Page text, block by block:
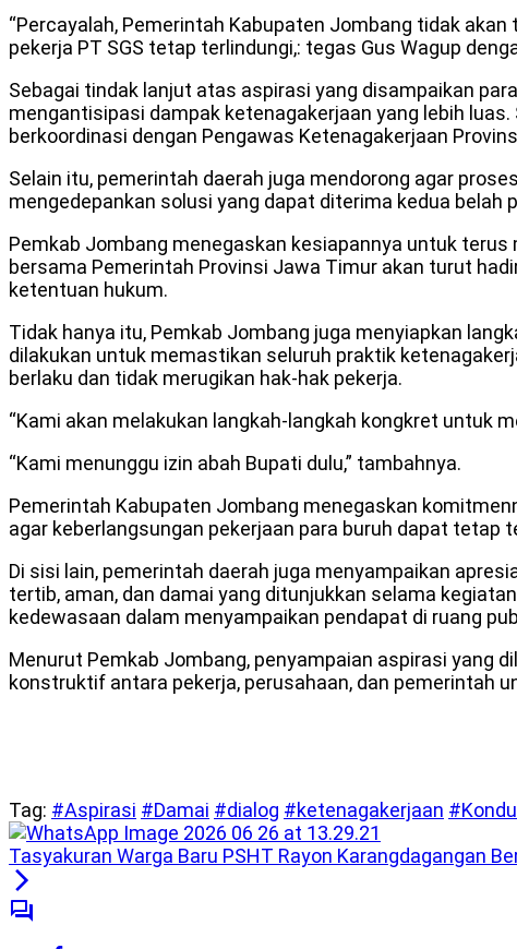
“Percayalah, Pemerintah Kabupaten Jombang tidak
pekerja PT SGS tetap terlindungi,: tegas Gus Wagup
Sebagai tindak lanjut atas aspirasi yang disampaikan
mengantisipasi dampak ketenagakerjaan yang lebih
berkoordinasi dengan Pengawas Ketenagakerjaan
Selain itu, pemerintah daerah juga mendorong agar
mengedepankan solusi yang dapat diterima kedua belah
Pemkab Jombang menegaskan kesiapannya untuk
bersama Pemerintah Provinsi Jawa Timur akan turut
ketentuan hukum.
Tidak hanya itu, Pemkab Jombang juga menyiapkan
dilakukan untuk memastikan seluruh praktik
berlaku dan tidak merugikan hak-hak pekerja.
“Kami akan melakukan langkah-langkah kongkret untuk
“Kami menunggu izin abah Bupati dulu,” tambahnya.
Pemerintah Kabupaten Jombang menegaskan
agar keberlangsungan pekerjaan para buruh dapat
Di sisi lain, pemerintah daerah juga menyampaikan
tertib, aman, dan damai yang ditunjukkan selama
kedewasaan dalam menyampaikan pendapat di ruang
Menurut Pemkab Jombang, penyampaian aspirasi yang
konstruktif antara pekerja, perusahaan, dan pemerintah
Tag: #Aspirasi #Damai #dialog #ketenagakerjaan
Tasyakuran Warga Baru PSHT Rayon Karangdagangan